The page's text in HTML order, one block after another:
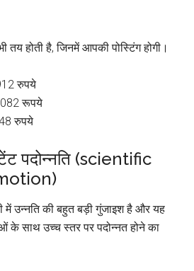
होती है, जिनमें आपकी पोस्टिंग होगी।
रुपये
रूपये
रुपये
पदोन्नति (scientific
में उन्नति की बहुत बड़ी गुंजाइश है और यह
के साथ उच्च स्तर पर पदोन्नत होने का